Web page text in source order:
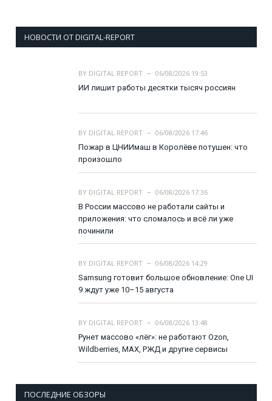
НОВОСТИ ОТ DIGITAL-REPORT
BY DIGITAL REPORT
06/08/2026 19:53
ИИ лишит работы десятки тысяч россиян
BY DIGITAL REPORT
06/08/2026 17:46
Пожар в ЦНИИмаш в Королёве потушен: что
произошло
BY DIGITAL REPORT
06/08/2026 17:36
В России массово не работали сайты и
приложения: что сломалось и всё ли уже
починили
BY DIGITAL REPORT
06/08/2026 14:29
Samsung готовит большое обновление: One UI
9 ждут уже 10–15 августа
BY DIGITAL REPORT
06/08/2026 13:48
Рунет массово «лёг»: не работают Ozon,
Wildberries, MAX, РЖД и другие сервисы
ПОСЛЕДНИЕ ОБЗОРЫ